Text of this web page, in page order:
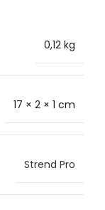
0,12 kg
17 × 2 × 1 cm
Strend Pro